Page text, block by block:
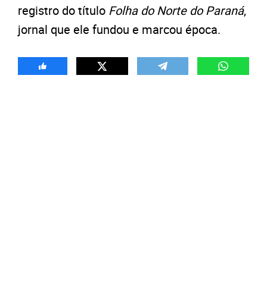
registro do título Folha do Norte do Paraná,
jornal que ele fundou e marcou época.